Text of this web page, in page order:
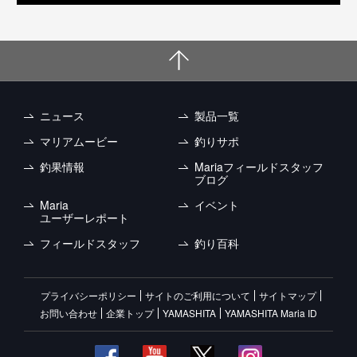
ニュース
製品一覧
マリアムービー
釣りサポ
釣果情報
Mariaフィールドスタッフ
ブログ
Maria
ユーザーレポート
イベント
フィールドスタッフ 釣り百科
プライバシーポリシー サイトのご利用について
サイトマップ
お問い合わせ
企業トップ YAMASHITA YAMASHITA Maria ID